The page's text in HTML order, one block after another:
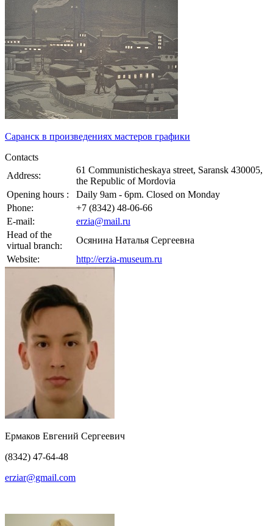
Саранск в произведениях мастеров графики
Contacts
Address:
61 Communisticheskaya street, Saransk 430005,
the Republic of Mordovia
Opening hours :
Daily 9am - 6pm. Closed on Monday
Phone:
+7 (8342) 48-06-66
E-mail:
erzia@mail.ru
Head of the
virtual branch:
Осянина Наталья Сергеевна
Website:
http://erzia-museum.ru
Ермаков Евгений Сергеевич
(8342) 47-64-48
erziar@gmail.com